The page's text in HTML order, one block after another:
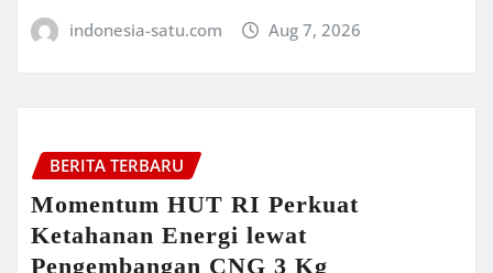
indonesia-satu.com Aug 7, 2026
BERITA TERBARU
Momentum HUT RI Perkuat
Ketahanan Energi lewat
Pengembangan CNG 3 Kg